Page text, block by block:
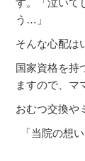
う…」
そんな心配は
国家資格を持
ますので、
おむつ交換や
「当院の想